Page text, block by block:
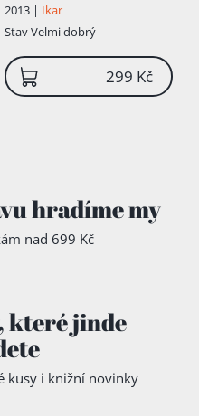
2013 | Ikar
StavVelmi dobrý
299 Kč
hradíme my
nad 699 Kč
které jinde
kusy i knižní novinky